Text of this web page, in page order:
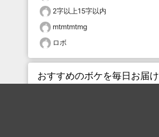
2字以上15字以内
mtmtmtmg
ロボ
おすすめのボケを毎日お届け